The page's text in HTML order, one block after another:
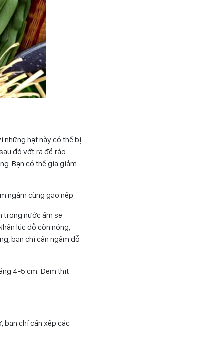
những hạt này có thể bị
đó vớt ra để ráo
Bạn có thể gia giảm
ngâm cùng gạo nếp.
trong nước ấm sẽ
lúc đỗ còn nóng,
bạn chỉ cần ngâm đỗ
4-5 cm. Đem thịt
bạn chỉ cần xếp các